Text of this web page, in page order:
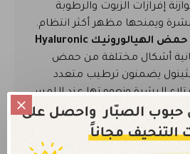
إفرازات الزيوت والرطوبة
ويمنحها مظهر أكثر انتظام.
مزيج من 8 أنواع من حمض الهيالورونيك Hyaluronic
أشكال مختلفة من حمض
يضمنون ترطيب متعدد
البشرة ونعومتها عند اللمس.
على رطوبة الجلد لفترة أطول، ما
أو الشد.
تساهم في تحسين مرونة البشرة